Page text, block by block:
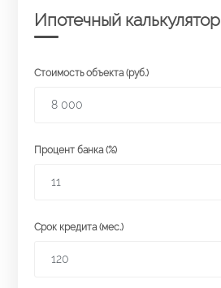
Ипотечный калькулятор
Стоимость объекта (руб.)
Процент банка (%)
Срок кредита (мес.)